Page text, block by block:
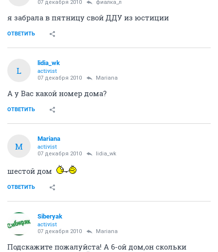
07 декабря 2010 фиалка_л
я забрала в пятницу свой ДДУ из юстиции
ОТВЕТИТЬ
L
lidia_wk
activist
07 декабря 2010 Mariana
А у Вас какой номер дома?
ОТВЕТИТЬ
M
Mariana
activist
07 декабря 2010 lidia_wk
шестой дом
ОТВЕТИТЬ
Siberyak
activist
07 декабря 2010 Mariana
Подскажите пожалуйста! А 6-ой дом,он скольки